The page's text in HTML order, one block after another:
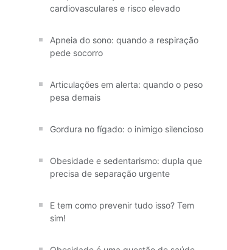
cardiovasculares e risco elevado
Apneia do sono: quando a respiração
pede socorro
Articulações em alerta: quando o peso
pesa demais
Gordura no fígado: o inimigo silencioso
Obesidade e sedentarismo: dupla que
precisa de separação urgente
E tem como prevenir tudo isso? Tem
sim!